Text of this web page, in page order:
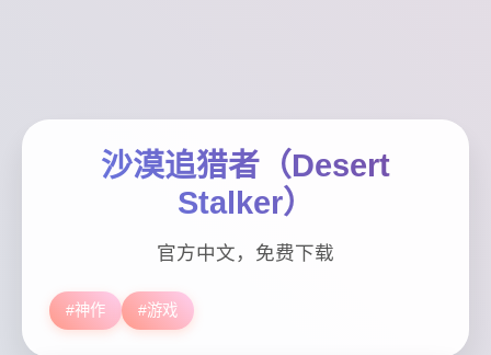
沙漠追猎者（Desert
Stalker）
官方中文，免费下载
#神作 #游戏